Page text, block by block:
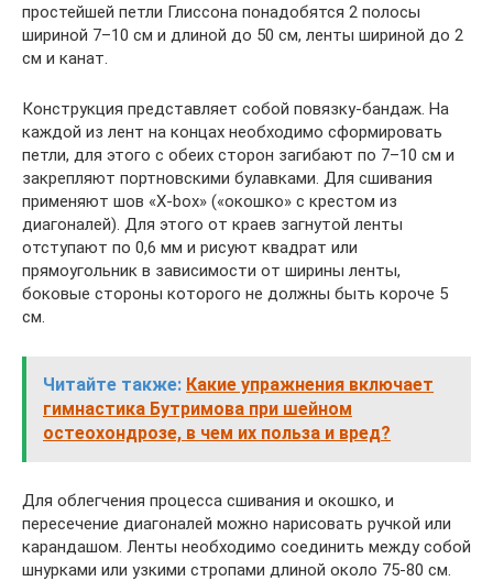
простейшей петли Глиссона понадобятся 2 полосы
шириной 7–10 см и длиной до 50 см, ленты шириной до 2
см и канат.
Конструкция представляет собой повязку-бандаж. На
каждой из лент на концах необходимо сформировать
петли, для этого с обеих сторон загибают по 7–10 см и
закрепляют портновскими булавками. Для сшивания
применяют шов «X-box» («окошко» с крестом из
диагоналей). Для этого от краев загнутой ленты
отступают по 0,6 мм и рисуют квадрат или
прямоугольник в зависимости от ширины ленты,
боковые стороны которого не должны быть короче 5
см.
Читайте также: Какие упражнения включает
гимнастика Бутримова при шейном
остеохондрозе, в чем их польза и вред?
Для облегчения процесса сшивания и окошко, и
пересечение диагоналей можно нарисовать ручкой или
карандашом. Ленты необходимо соединить между собой
шнурками или узкими стропами длиной около 75-80 см.